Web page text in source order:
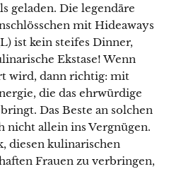
geladen. Die legendäre
mit Hideaways
ist kein steifes Dinner,
Ekstase! Wenn
wird, dann richtig: mit
die das ehrwürdige
Das Beste an solchen
nicht allein ins Vergnügen.
diesen kulinarischen
Frauen zu verbringen,